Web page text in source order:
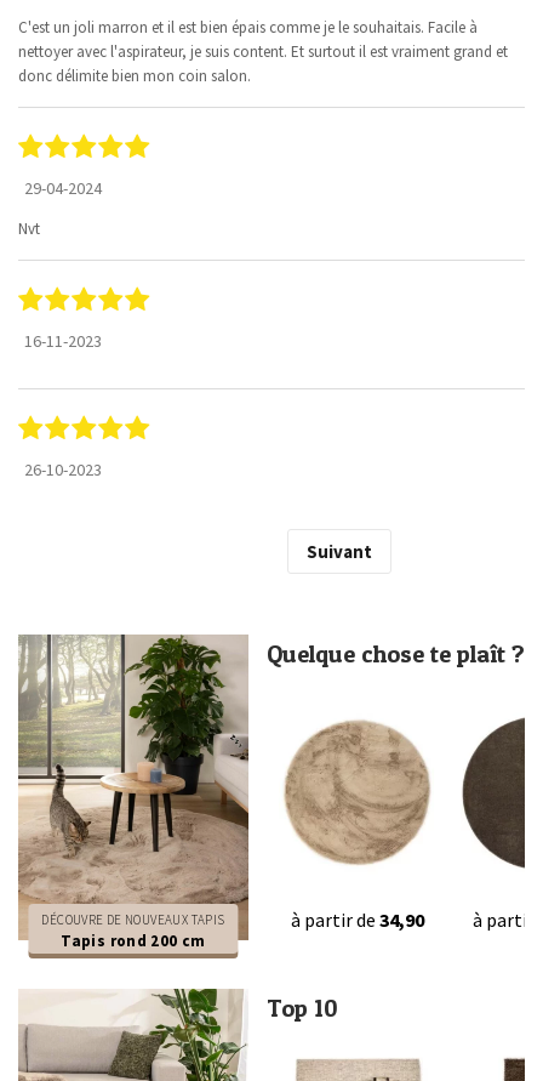
C'est un joli marron et il est bien épais comme je le souhaitais. Facile à
nettoyer avec l'aspirateur, je suis content. Et surtout il est vraiment grand et
donc délimite bien mon coin salon.
29-04-2024
Nvt
16-11-2023
26-10-2023
Suivant
DÉCOUVRE DE NOUVEAUX TAPIS
Tapis rond 200 cm
Quelque chose te plaît ?
à partir de 34,90 à partir
Top 10